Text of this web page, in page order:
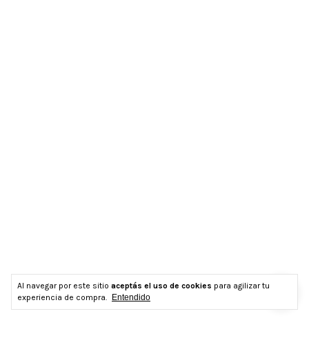
Al navegar por este sitio aceptás el uso de cookies para agilizar tu
experiencia de compra.
Entendido